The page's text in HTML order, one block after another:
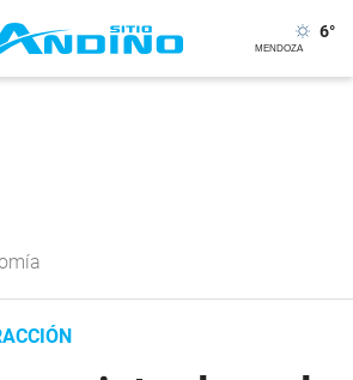
6°